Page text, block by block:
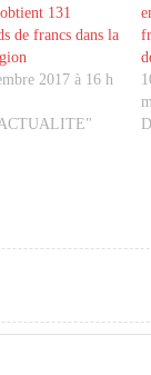
131
de francs dans la
2017 à 16 h